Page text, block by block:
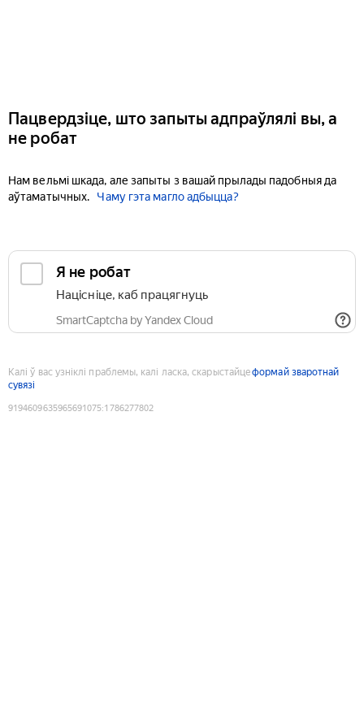
Пацвердзіце, што запыты адпраўлялі вы, а
не робат
Нам вельмі шкада, але запыты з вашай прылады падобныя да
аўтаматычных.
Чаму гэта магло адбыцца?
Я не робат
Націсніце, каб працягнуць
SmartCaptcha by Yandex Cloud
Калі ў вас узніклі праблемы, калі ласка, скарыстайцеформай зваротнай
сувязі
9194609635965691075:1786277802